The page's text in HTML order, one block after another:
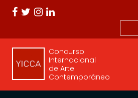
Concurso
Internacional
de Arte
Contemporáneo